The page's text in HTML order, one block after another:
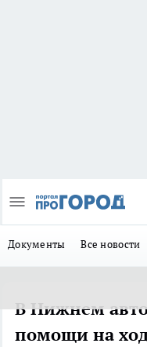
Документы Все новости
В Нижнем
помощи на